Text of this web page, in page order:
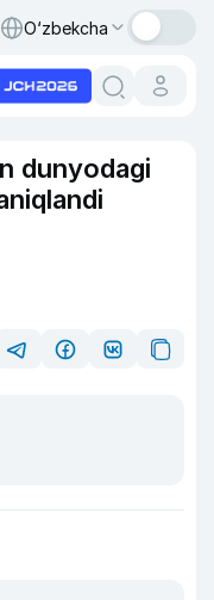
O‘zbekcha
dunyodagi